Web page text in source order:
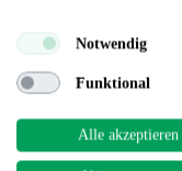
Notwendig
Funktional
Alle akzeptieren